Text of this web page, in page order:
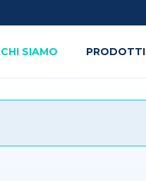
CHI SIAMO PRODOTTI